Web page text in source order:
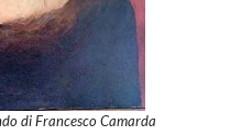
di Francesco Camarda